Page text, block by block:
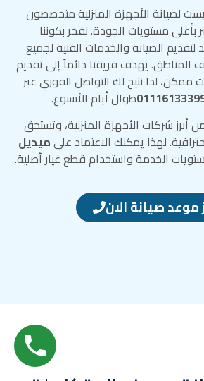
لصيانة الأجهزة المنزلية متخصصون
بأعلى مستويات الجودة. نفخر بكوننا
لتقديم الصيانة والخدمات الفنية لجميع
يهدف فريقنا دائماً إلى تقديم
لذا نتيح لك التواصل الفوري عبر
طوال أيام الأسبوع.
شركات الأجهزة المنزلية، وتستحق
لهذا يمكنك الاعتماد علىميديل
الخدمة واستخدام قطع غيار أصلية.
موعد صيانة الان